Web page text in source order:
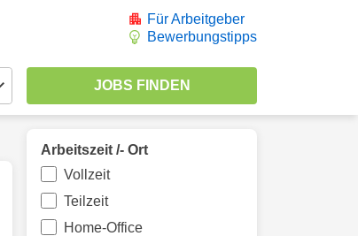
Für Arbeitgeber
Bewerbungstipps
Arbeitszeit /- Ort
Vollzeit
Teilzeit
Home-Office